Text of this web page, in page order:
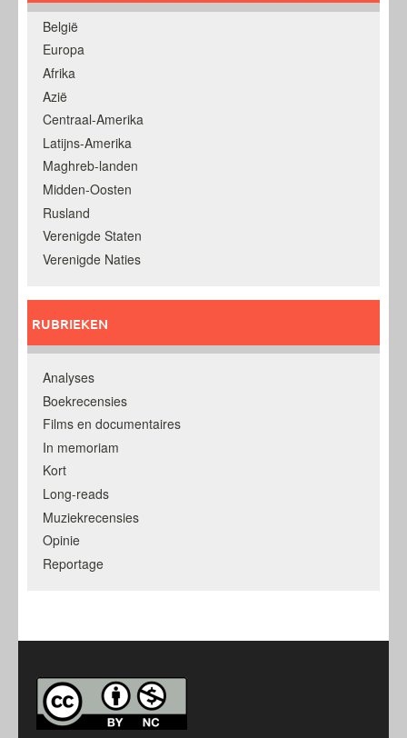
België
Europa
Afrika
Azië
Centraal-Amerika
Latijns-Amerika
Maghreb-landen
Midden-Oosten
Rusland
Verenigde Staten
Verenigde Naties
RUBRIEKEN
Analyses
Boekrecensies
Films en documentaires
In memoriam
Kort
Long-reads
Muziekrecensies
Opinie
Reportage